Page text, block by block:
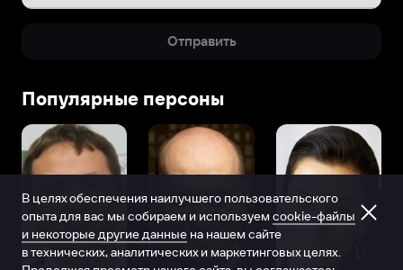
Отправить
Популярные персоны
В целях обеспечения наилучшего пользовательского
опыта для вас мы собираем и используем cookie-файлы
и некоторые другие данные на нашем сайте
в технических, аналитических и маркетинговых целях.